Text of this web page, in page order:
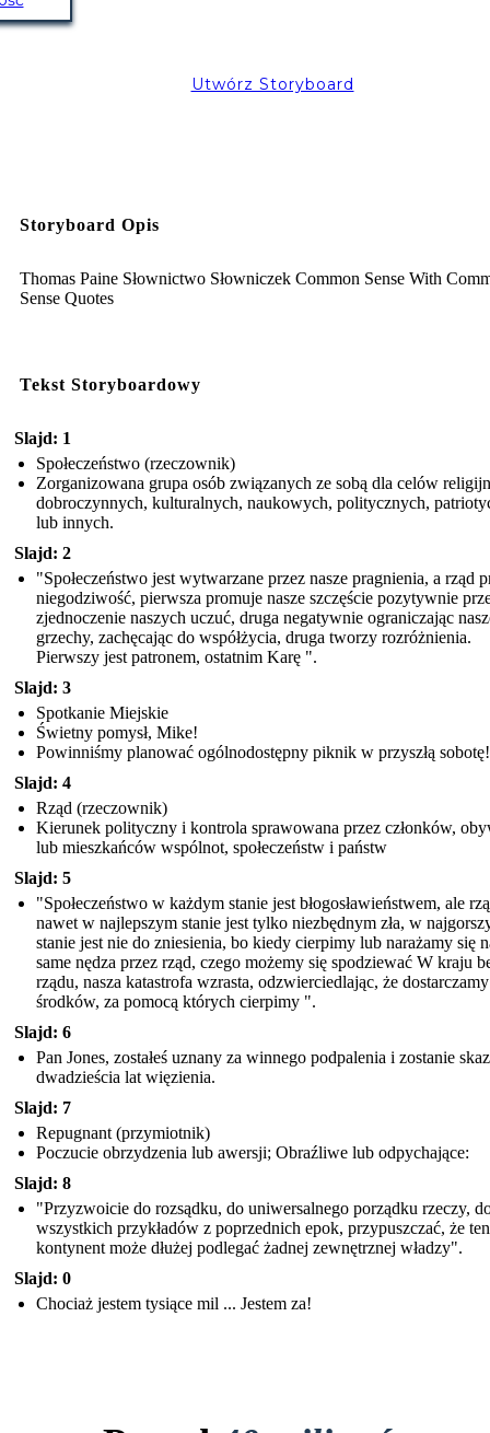
Utwórz Storyboard
Storyboard Opis
Thomas Paine Słownictwo Słowniczek Common Sense With
Sense Quotes
Tekst Storyboardowy
Slajd: 1
Społeczeństwo (rzeczownik)
Zorganizowana grupa osób związanych ze sobą dla celów
dobroczynnych, kulturalnych, naukowych, politycznych,
lub innych.
Slajd: 2
"Społeczeństwo jest wytwarzane przez nasze pragnienia, a rząd
niegodziwość, pierwsza promuje nasze szczęście pozytywnie
zjednoczenie naszych uczuć, druga negatywnie ograniczając
grzechy, zachęcając do współżycia, druga tworzy rozróżnienia.
Pierwszy jest patronem, ostatnim Karę ".
Slajd: 3
Spotkanie Miejskie
Świetny pomysł, Mike!
Powinniśmy planować ogólnodostępny piknik w przyszłą sobotę!
Slajd: 4
Rząd (rzeczownik)
Kierunek polityczny i kontrola sprawowana przez członków,
lub mieszkańców wspólnot, społeczeństw i państw
Slajd: 5
"Społeczeństwo w każdym stanie jest błogosławieństwem, ale
nawet w najlepszym stanie jest tylko niezbędnym zła, w
stanie jest nie do zniesienia, bo kiedy cierpimy lub narażamy się
same nędza przez rząd, czego możemy się spodziewać W kraju
rządu, nasza katastrofa wzrasta, odzwierciedlając, że dostarczamy
środków, za pomocą których cierpimy ".
Slajd: 6
Pan Jones, zostałeś uznany za winnego podpalenia i zostanie
dwadzieścia lat więzienia.
Slajd: 7
Repugnant (przymiotnik)
Poczucie obrzydzenia lub awersji; Obraźliwe lub odpychające:
Slajd: 8
"Przyzwoicie do rozsądku, do uniwersalnego porządku rzeczy,
wszystkich przykładów z poprzednich epok, przypuszczać, że ten
kontynent może dłużej podlegać żadnej zewnętrznej władzy".
Slajd: 0
Chociaż jestem tysiące mil ... Jestem za!